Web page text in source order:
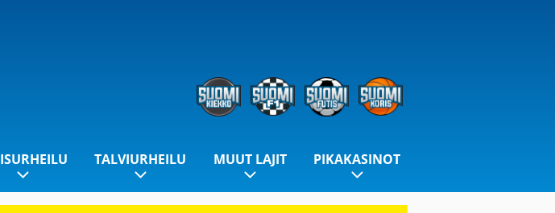
TALVIURHEILU MUUT LAJIT PIKAKASINOT